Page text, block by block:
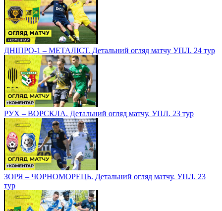
ДНІПРО-1 – МЕТАЛІСТ. Детальний огляд матчу УПЛ. 24 тур
РУХ – ВОРСКЛА. Детальний огляд матчу. УПЛ. 23 тур
ЗОРЯ – ЧОРНОМОРЕЦЬ. Детальний огляд матчу. УПЛ. 23
тур